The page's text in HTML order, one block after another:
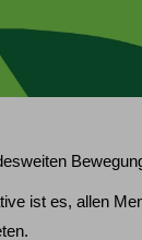
ist es, allen